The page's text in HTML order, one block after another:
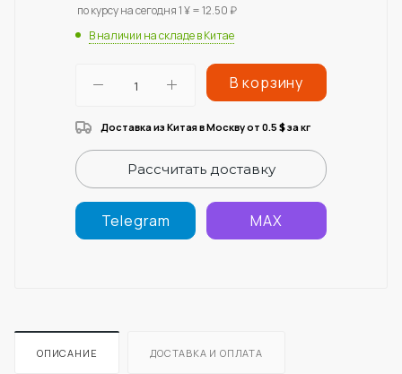
по курсу на сегодня 1 ¥ = 12.50 ₽
В наличии на складе в Китае
В корзину
Доставка из Китая в Москву от 0.5 $за кг
Рассчитать доставку
Telegram MAX
ОПИСАНИЕ ДОСТАВКА И ОПЛАТА